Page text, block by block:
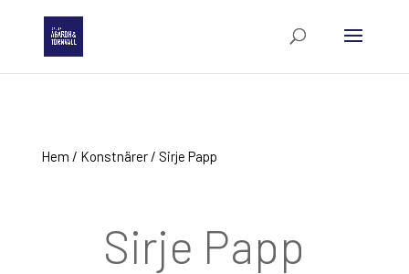
Hem / Konstnärer/ Sirje Papp
Sirje Papp